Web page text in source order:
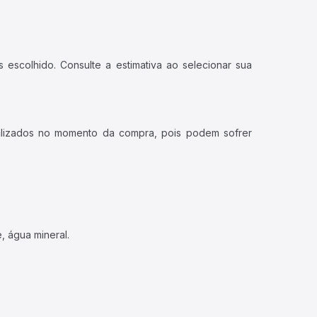
Consulte a estimativa ao selecionar sua
no momento da compra, pois podem sofrer
água mineral.